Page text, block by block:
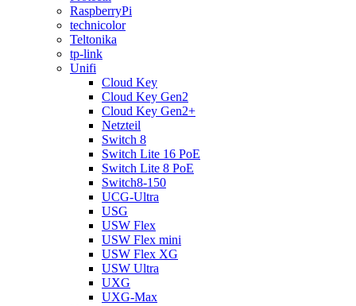
RaspberryPi
technicolor
Teltonika
tp-link
Unifi
Cloud Key
Cloud Key Gen2
Cloud Key Gen2+
Netzteil
Switch 8
Switch Lite 16 PoE
Switch Lite 8 PoE
Switch8-150
UCG-Ultra
USG
USW Flex
USW Flex mini
USW Flex XG
USW Ultra
UXG
UXG-Max